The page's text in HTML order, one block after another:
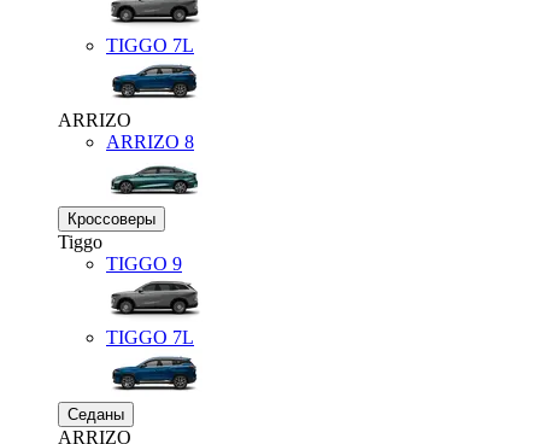
TIGGO 7L
ARRIZO
ARRIZO 8
Кроссоверы
Tiggo
TIGGO 9
TIGGO 7L
Седаны
ARRIZO